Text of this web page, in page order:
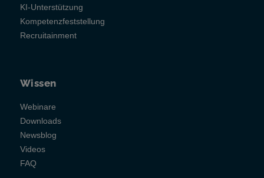
KI-Unterstützung
Kompetenzfeststellung
Recruitainment
Wissen
Webinare
Downloads
Newsblog
Videos
FAQ